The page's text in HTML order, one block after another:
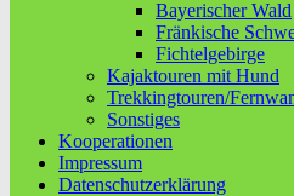
Bayerischer Wald
Fränkische
Fichtelgebirge
Kajaktouren mit Hund
Trekkingtouren/
Sonstiges
Kooperationen
Impressum
Datenschutzerklärung